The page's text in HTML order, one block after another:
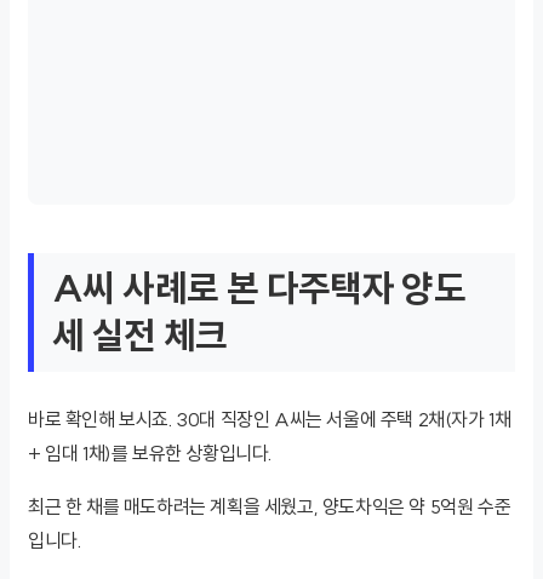
A씨 사례로 본 다주택자 양도
세 실전 체크
바로 확인해 보시죠. 30대 직장인 A씨는 서울에 주택 2채(자가 1채
+ 임대 1채)를 보유한 상황입니다.
최근 한 채를 매도하려는 계획을 세웠고, 양도차익은 약 5억원 수준
입니다.